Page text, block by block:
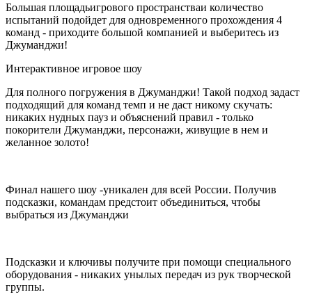
Большая площадьигрового пространстваи количество
испытаний подойдет для одновременного прохождения 4
команд - приходите большой компанией и выберитесь из
Джуманджи!
Интерактивное игровое шоу
Для полного погружения в Джуманджи! Такой подход задаст
подходящий для команд темп и не даст никому скучать:
никаких нудных пауз и объяснений правил - только
покорители Джуманджи, персонажи, живущие в нем и
желанное золото!
Финал нашего шоу -уникален для всей России. Получив
подсказки, командам предстоит объединиться, чтобы
выбраться из Джуманджи
Подсказки и ключивы получите при помощи специального
оборудования - никаких унылых передач из рук творческой
группы.